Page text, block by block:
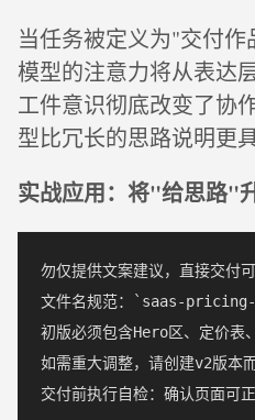
当任务被定义为"交付作
模型的注意力将从表达
工件意识彻底改变了
型比冗长的思路说明更
实战应用：将"给思路"
勿仅提供文案建议，直接交付可
文件名规范：`saas-
初版必须包含Hero区、定价表
如需重大调整，请创建v2版本